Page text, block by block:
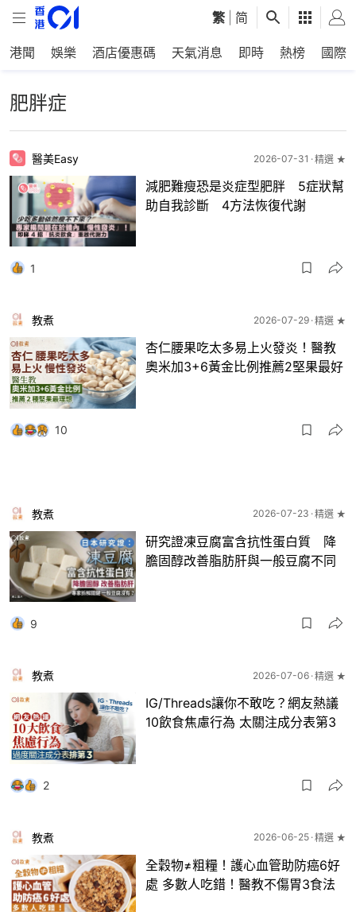
繁 简
港聞 娛樂 酒店優惠碼 天氣消息 即時 熱榜 國際
肥胖症
醫美Easy 2026-07-31 精選 ★
減肥難瘦恐是炎症型肥胖 5症狀幫
助自我診斷 4方法恢復代謝
1
教煮 2026-07-29 精選 ★
杏仁腰果吃太多易上火發炎！醫教
奧米加3+6黃金比例推薦2堅果最好
10
教煮 2026-07-23 精選 ★
研究證凍豆腐富含抗性蛋白質 降
膽固醇改善脂肪肝與一般豆腐不同
9
教煮 2026-07-06 精選 ★
IG/Threads讓你不敢吃？網友熱議
10飲食焦慮行為 太關注成分表第3
2
教煮 2026-06-25 精選 ★
全穀物≠粗糧！護心血管助防癌6好
處 多數人吃錯！醫教不傷胃3食法